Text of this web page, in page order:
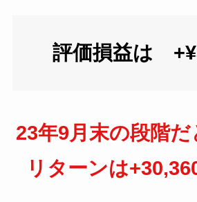
評価損益は
23年9月末の段階
リターンは